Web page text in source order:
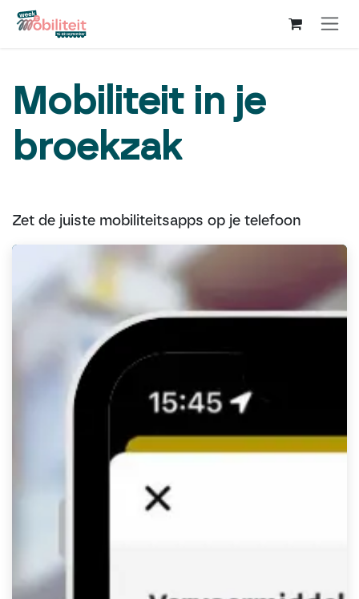
Overslaan naar inhoud
Mobiliteit in je
broekzak
Zet de juiste mobiliteitsapps op je telefoon